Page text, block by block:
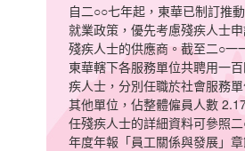
自二○○七年起，東華已制訂推
就業政策，優先考慮殘疾人士
殘疾人士的供應商。截至二○一
東華轄下各服務單位共聘用一
疾人士，分別任職於社會服務
其他單位，佔整體僱員人數
任殘疾人士的詳細資料可參照
年度年報「員工關係與發展」章